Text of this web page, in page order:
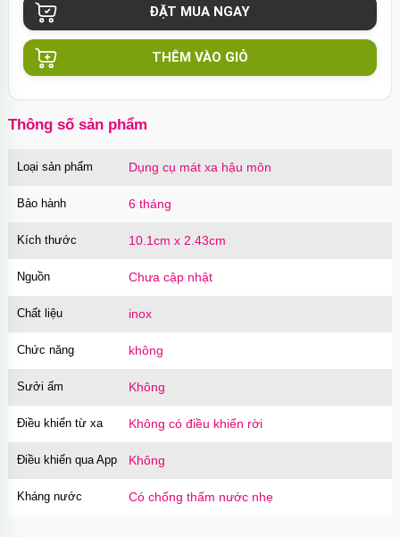
THÊM VÀO GIỎ
Thông số sản phẩm
Loại sản phẩm Dụng cụ mát xa hậu môn
Bảo hành 6 tháng
Kích thước 10.1cm x 2.43cm
Nguồn Chưa cập nhật
Chất liệu inox
Chức năng không
Sưởi ấm Không
Điều khiển từ xa Không có điều khiển rời
Điều khiển qua App Không
Kháng nước Có chống thấm nước nhẹ